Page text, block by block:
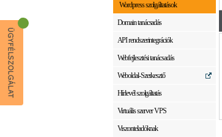
Wordpress szolgáltatások
Domain tanácsadás
API rendszerintegrációk
Webfejlesztési tanácsadás
Weboldal-Szerkesztő
Hírlevél szolgáltatás
Virtuális szerver VPS
Viszonteladóknak